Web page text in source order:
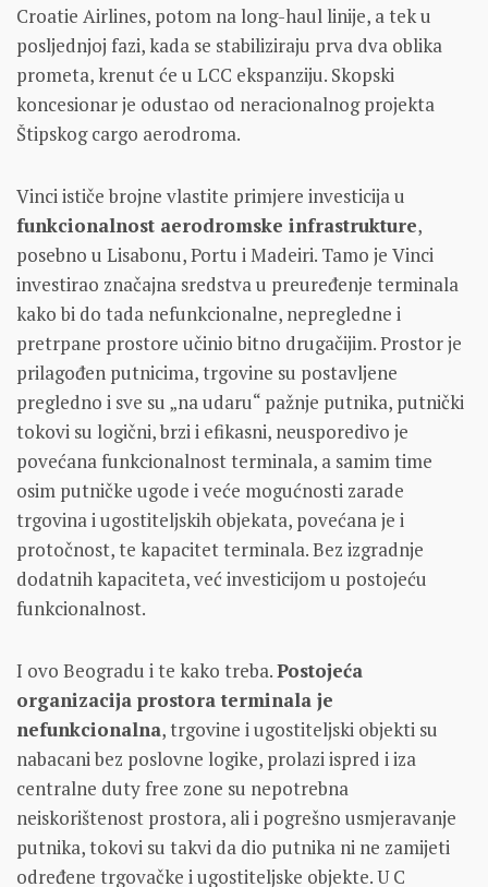
Croatie Airlines, potom na long-haul linije, a tek u
posljednjoj fazi, kada se stabiliziraju prva dva oblika
prometa, krenut će u LCC ekspanziju. Skopski
koncesionar je odustao od neracionalnog projekta
Štipskog cargo aerodroma.
Vinci ističe brojne vlastite primjere investicija u
funkcionalnost aerodromske infrastrukture,
posebno u Lisabonu, Portu i Madeiri. Tamo je Vinci
investirao značajna sredstva u preuređenje terminala
kako bi do tada nefunkcionalne, nepregledne i
pretrpane prostore učinio bitno drugačijim. Prostor je
prilagođen putnicima, trgovine su postavljene
pregledno i sve su „na udaru“ pažnje putnika, putnički
tokovi su logični, brzi i efikasni, neusporedivo je
povećana funkcionalnost terminala, a samim time
osim putničke ugode i veće mogućnosti zarade
trgovina i ugostiteljskih objekata, povećana je i
protočnost, te kapacitet terminala. Bez izgradnje
dodatnih kapaciteta, već investicijom u postojeću
funkcionalnost.
I ovo Beogradu i te kako treba.Postojeća
organizacija prostora terminala je
nefunkcionalna, trgovine i ugostiteljski objekti su
nabacani bez poslovne logike, prolazi ispred i iza
centralne duty free zone su nepotrebna
neiskorištenost prostora, ali i pogrešno usmjeravanje
putnika, tokovi su takvi da dio putnika ni ne zamijeti
određene trgovačke i ugostiteljske objekte. U C